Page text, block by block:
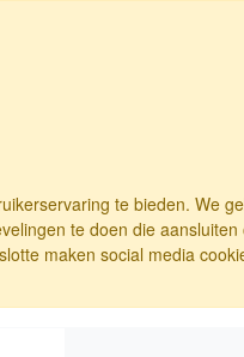
te bieden. We
te doen die
maken social media